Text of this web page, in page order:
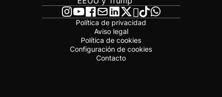
Política de privacidad
Aviso legal
Política de cookies
Configuración de cookies
Contacto